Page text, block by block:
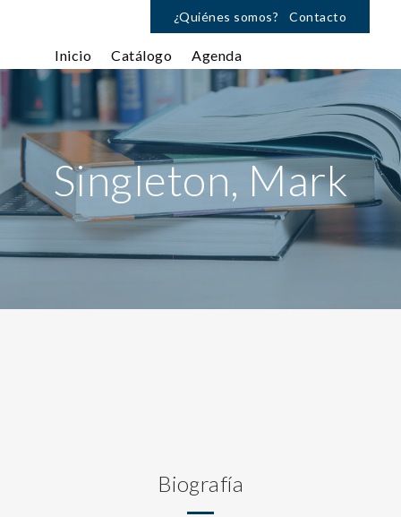
¿Quiénes somos? Contacto
Inicio Catálogo Agenda
Singleton, Mark
Biografía